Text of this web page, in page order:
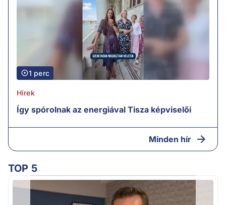
1 perc
Hírek
Így spórolnak az energiával Tisza képviselői
Minden hír
TOP 5